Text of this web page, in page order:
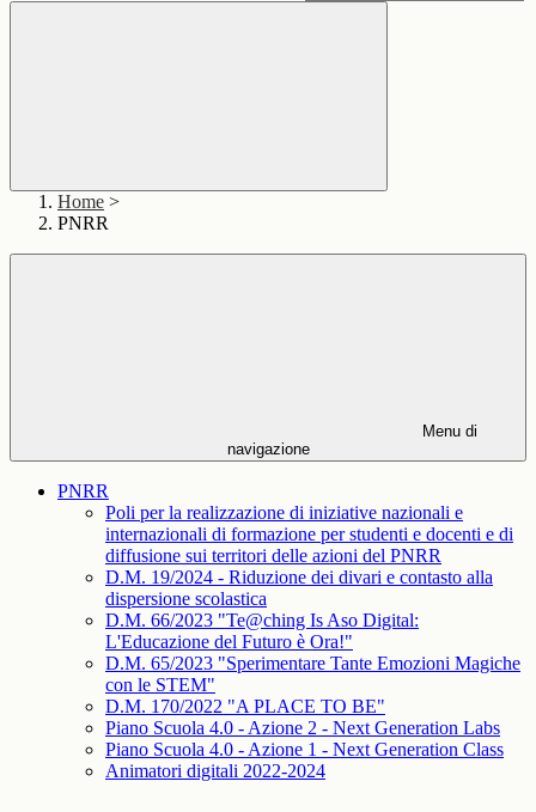
Home >
PNRR
Menu di
navigazione
PNRR
Poli per la realizzazione di iniziative nazionali e
internazionali di formazione per studenti e docenti e di
diffusione sui territori delle azioni del PNRR
D.M. 19/2024 - Riduzione dei divari e contasto alla
dispersione scolastica
D.M. 66/2023 "Te@ching Is Aso Digital:
L'Educazione del Futuro è Ora!"
D.M. 65/2023 "Sperimentare Tante Emozioni Magiche
con le STEM"
D.M. 170/2022 "A PLACE TO BE"
Piano Scuola 4.0 - Azione 2 - Next Generation Labs
Piano Scuola 4.0 - Azione 1 - Next Generation Class
Animatori digitali 2022-2024